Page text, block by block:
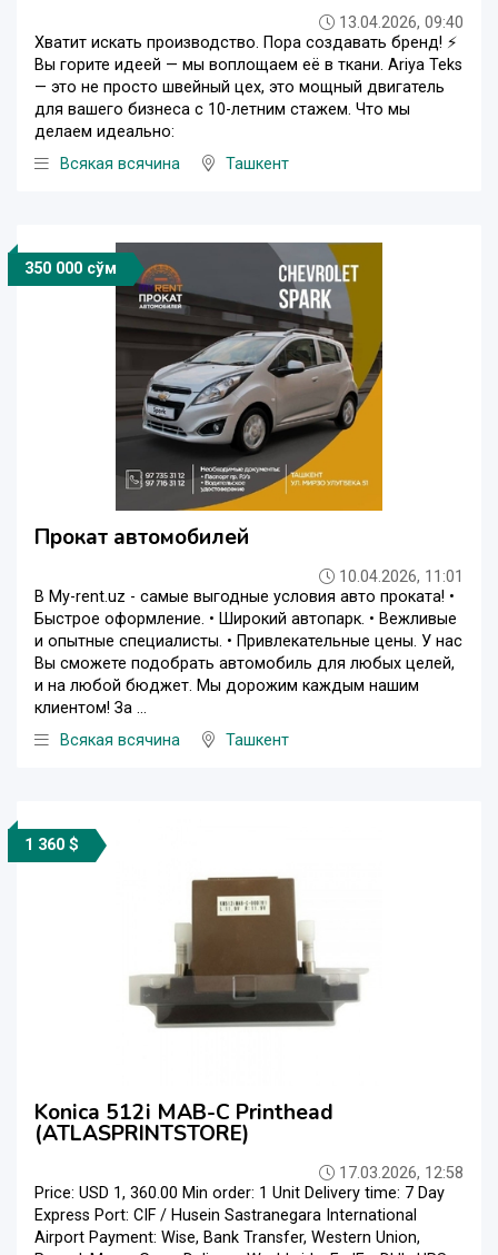
13.04.2026, 09:40
Хватит искать производство. Пора создавать бренд! ⚡️
Вы горите идеей — мы воплощаем её в ткани. Ariya Teks
— это не просто швейный цех, это мощный двигатель
для вашего бизнеса с 10-летним стажем. Что мы
делаем идеально:
Всякая всячина
Ташкент
350 000 сўм
Прокат автомобилей
10.04.2026, 11:01
В My-rent.uz - самые выгодные условия авто проката! •
Быстрое оформление. • Широкий автопарк. • Вежливые
и опытные специалисты. • Привлекательные цены. У нас
Вы сможете подобрать автомобиль для любых целей,
и на любой бюджет. Мы дорожим каждым нашим
клиентом! За ...
Всякая всячина
Ташкент
1 360 $
Konica 512i MAB-C Printhead
(ATLASPRINTSTORE)
17.03.2026, 12:58
Price: USD 1, 360.00 Min order: 1 Unit Delivery time: 7 Day
Express Port: CIF / Husein Sastranegara International
Airport Payment: Wise, Bank Transfer, Western Union,